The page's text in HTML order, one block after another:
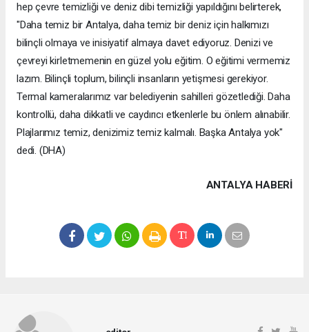
hep çevre temizliği ve deniz dibi temizliği yapıldığını belirterek,
"Daha temiz bir Antalya, daha temiz bir deniz için halkımızı
bilinçli olmaya ve inisiyatif almaya davet ediyoruz. Denizi ve
çevreyi kirletmemenin en güzel yolu eğitim. O eğitimi vermemiz
lazım. Bilinçli toplum, bilinçli insanların yetişmesi gerekiyor.
Termal kameralarımız var belediyenin sahilleri gözetlediği. Daha
kontrollü, daha dikkatli ve caydırıcı etkenlerle bu önlem alınabilir.
Plajlarımız temiz, denizimiz temiz kalmalı. Başka Antalya yok"
dedi. (DHA)
ANTALYA HABERİ